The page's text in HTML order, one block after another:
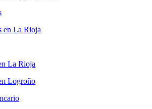
en La Rioja
La Rioja
Logroño